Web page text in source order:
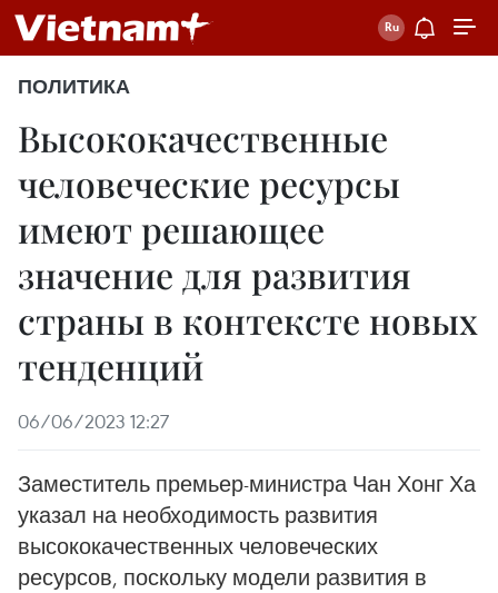
ПОЛИТИКА
Высококачественные
человеческие ресурсы
имеют решающее
значение для развития
страны в контексте новых
тенденций
06/06/2023 12:27
Заместитель премьер-министра Чан Хонг Ха
указал на необходимость развития
высококачественных человеческих
ресурсов, поскольку модели развития в